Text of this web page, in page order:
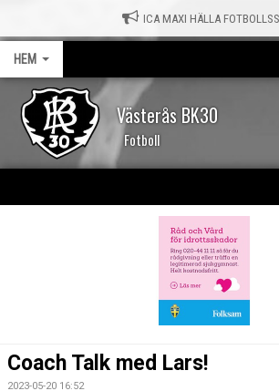
ICA MAXI HÄLLA
HEM
Västerås BK30
Fotboll
OM KLUBBEN
Coach Talk med Lars!
2023-05-20 16:52